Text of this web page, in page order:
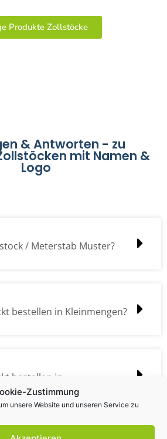
Zustimmung
unsere Website und unseren Service zu
Produkte Zollstöcke
& Antworten - zu
mit Namen &
Logo
/ Meterstab Muster?
bestellen in Kleinmengen?
bestellen in